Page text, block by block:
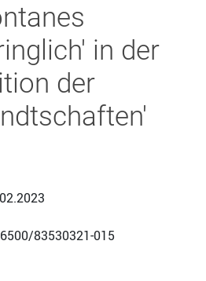
in der
der
83530321-015